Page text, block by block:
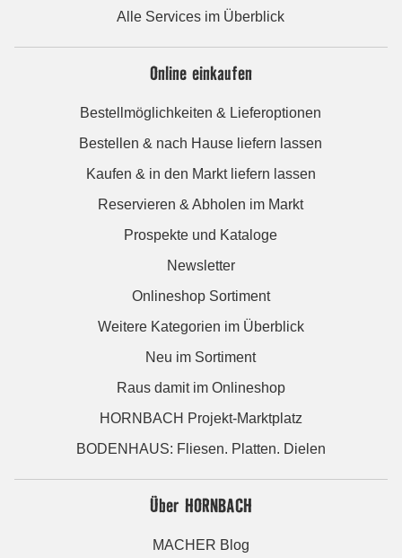
Alle Services im Überblick
Online einkaufen
Bestellmöglichkeiten & Lieferoptionen
Bestellen & nach Hause liefern lassen
Kaufen & in den Markt liefern lassen
Reservieren & Abholen im Markt
Prospekte und Kataloge
Newsletter
Onlineshop Sortiment
Weitere Kategorien im Überblick
Neu im Sortiment
Raus damit im Onlineshop
HORNBACH Projekt-Marktplatz
BODENHAUS: Fliesen. Platten. Dielen
Über HORNBACH
MACHER Blog